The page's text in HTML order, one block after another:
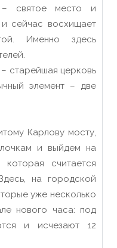
святое место и
сейчас восхищает
Именно здесь
старейшая церковь
элемент – две
Карлову мосту,
и выйдем на
считается
на городской
уже несколько
нового часа: под
и исчезают 12